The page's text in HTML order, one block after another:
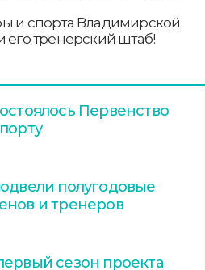
и спорта Владимирской
его тренерский штаб!
Первенство
полугодовые
и тренеров
сезон проекта